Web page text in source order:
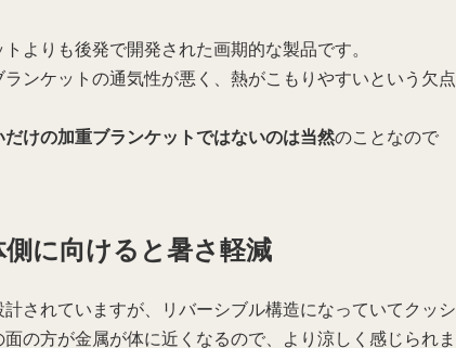
よりも後発で開発された画期的な製品です。
ンケットの通気性が悪く、熱がこもりやすいという欠点
けの加重ブランケットではないのは当然のことなので
に向けると暑さ軽減
されていますが、リバーシブル構造になっていてクッシ
の方が金属が体に近くなるので、より涼しく感じられま